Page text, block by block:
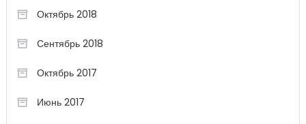
Октябрь 2018
Сентябрь 2018
Октябрь 2017
Июнь 2017